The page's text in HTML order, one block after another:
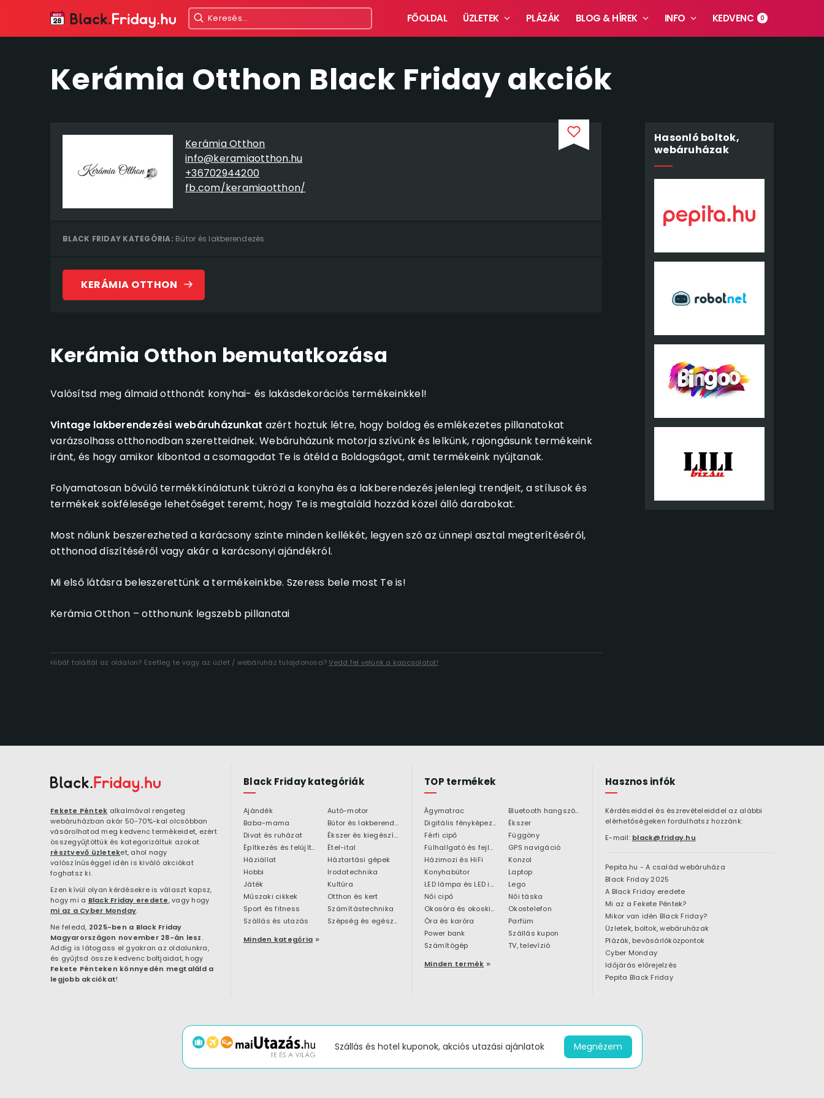
FŐOLDAL ÜZLETEK PLÁZÁK BLOG & HÍREK INFO KEDVENC 0
Kerámia Otthon Black Friday akciók
Kerámia Otthon
info@keramiaotthon.hu
+36702944200
fb.com/keramiaotthon/
BLACK FRIDAY KATEGÓRIA: Bútor és lakberendezés
KERÁMIA OTTHON
Kerámia Otthon bemutatkozása
Valósítsd meg álmaid otthonát konyhai- és lakásdekorációs termékeinkkel!
Vintage lakberendezési webáruházunkat azért hoztuk létre, hogy boldog és emlékezetes pillanatokat
varázsolhass otthonodban szeretteidnek. Webáruházunk motorja szívünk és lelkünk, rajongásunk termékeink
iránt, és hogy amikor kibontod a csomagodat Te is átéld a Boldogságot, amit termékeink nyújtanak.
Folyamatosan bővülő termékkínálatunk tükrözi a konyha és a lakberendezés jelenlegi trendjeit, a stílusok és
termékek sokfélesége lehetőséget teremt, hogy Te is megtaláld hozzád közel álló darabokat.
Most nálunk beszerezheted a karácsony szinte minden kellékét, legyen szó az ünnepi asztal megterítéséről,
otthonod díszítéséről vagy akár a karácsonyi ajándékról.
Mi első látásra beleszerettünk a termékeinkbe. Szeress bele most Te is!
Kerámia Otthon – otthonunk legszebb pillanatai
Hibát találtál az oldalon? Esetleg te vagy az üzlet / webáruház tulajdonosa?Vedd fel velünk a kapcsolatot!
Hasonló boltok,
webáruházak
Fekete Péntek alkalmával rengeteg
webáruházban akár 50-70%-kal olcsóbban
vásárolhatod meg kedvenc termékeidet, ezért
összegyűjtöttük és kategorizáltuk azokat
résztvevő üzleteket, ahol nagy
valószínűséggel idén is kiváló akciókat
foghatsz ki.
Ezen kívül olyan kérdésekre is választ kapsz,
hogy mi a Black Friday eredete, vagy hogy
mi az a Cyber Monday.
Ne feledd, 2025-ben a Black Friday
Magyarországon november 28-án lesz.
Addig is látogass el gyakran az oldalunkra,
és gyűjtsd össze kedvenc boltjaidat, hogy
Fekete Pénteken könnyedén megtaláld a
legjobb akciókat!
Black Friday kategóriák
Ajándék
Autó-motor
Baba-mama
Bútor és lakberendezés
Divat és ruházat
Ékszer és kiegészítő
Építkezés és felújítás
Étel-ital
Háziállat
Háztartási gépek
Hobbi
Irodatechnika
Játék
Kultúra
Műszaki cikkek
Otthon és kert
Sport és fitness
Számítástechnika
Szállás és utazás
Szépség és egészség
Minden kategória
TOP termékek
Ágymatrac
Bluetooth hangszóró
Digitális fényképezőgép
Ékszer
Férfi cipő
Függöny
Fülhallgató és fejlhallgató
GPS navigáció
Házimozi és HiFi
Konzol
Konyhabútor
Laptop
LED lámpa és LED izzó
Lego
Női cipő
Női táska
Okosóra és okoskiegészítő
Okostelefon
Óra és karóra
Parfüm
Power bank
Szállás kupon
Számítógép
TV, televízió
Minden termék
Hasznos infók
Kérdéseiddel és észrevételeiddel az alábbi
elérhetőségeken fordulhatsz hozzánk:
E-mail: black@friday.hu
Pepita.hu - A család webáruháza
Black Friday 2025
A Black Friday eredete
Mi az a Fekete Péntek?
Mikor van idén Black Friday?
Üzletek, boltok, webáruházak
Plázák, bevásárlóközpontok
Cyber Monday
Időjárás előrejelzés
Pepita Black Friday
Szállás és hotel kuponok, akciós utazási ajánlatok Megnézem